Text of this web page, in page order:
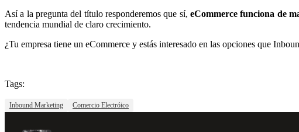
Así a la pregunta del título responderemos que sí, eCommerce funciona de
tendencia mundial de claro crecimiento.
¿Tu empresa tiene un eCommerce y estás interesado en las opciones que
Tags:
Inbound Marketing Comercio Electróico